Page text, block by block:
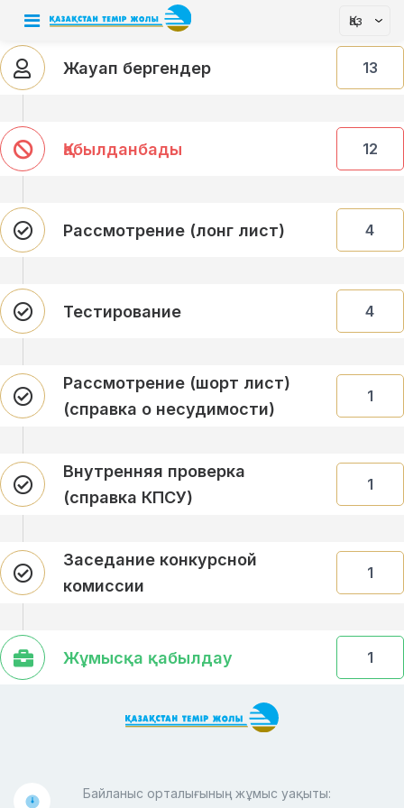
Қаз
Жауап бергендер 13
Қабылданбады 12
Рассмотрение (лонг лист) 4
Тестирование 4
Рассмотрение (шорт лист)
(справка о несудимости)
1
Внутренняя проверка
(справка КПСУ)
1
Заседание конкурсной
комиссии
1
Жұмысқа қабылдау 1
Байланыс орталығының жұмыс уақыты: